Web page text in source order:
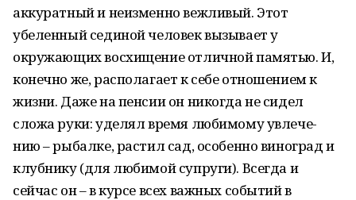
аккуратный и неизменно вежливый. Этот
убеленный сединой человек вызывает у
окружающих восхищение отличной памятью. И,
конечно же, располагает к себе отношением к
жизни. Даже на пенсии он никогда не сидел
сложа руки: уделял время любимому увлече-
нию – рыбалке, растил сад, особенно виноград и
клубнику (для любимой супруги). Всегда и
сейчас он – в курсе всех важных событий в